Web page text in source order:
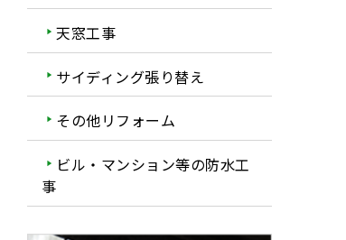
天窓工事
サイディング張り替え
その他リフォーム
ビル・マンション等の防水工
事